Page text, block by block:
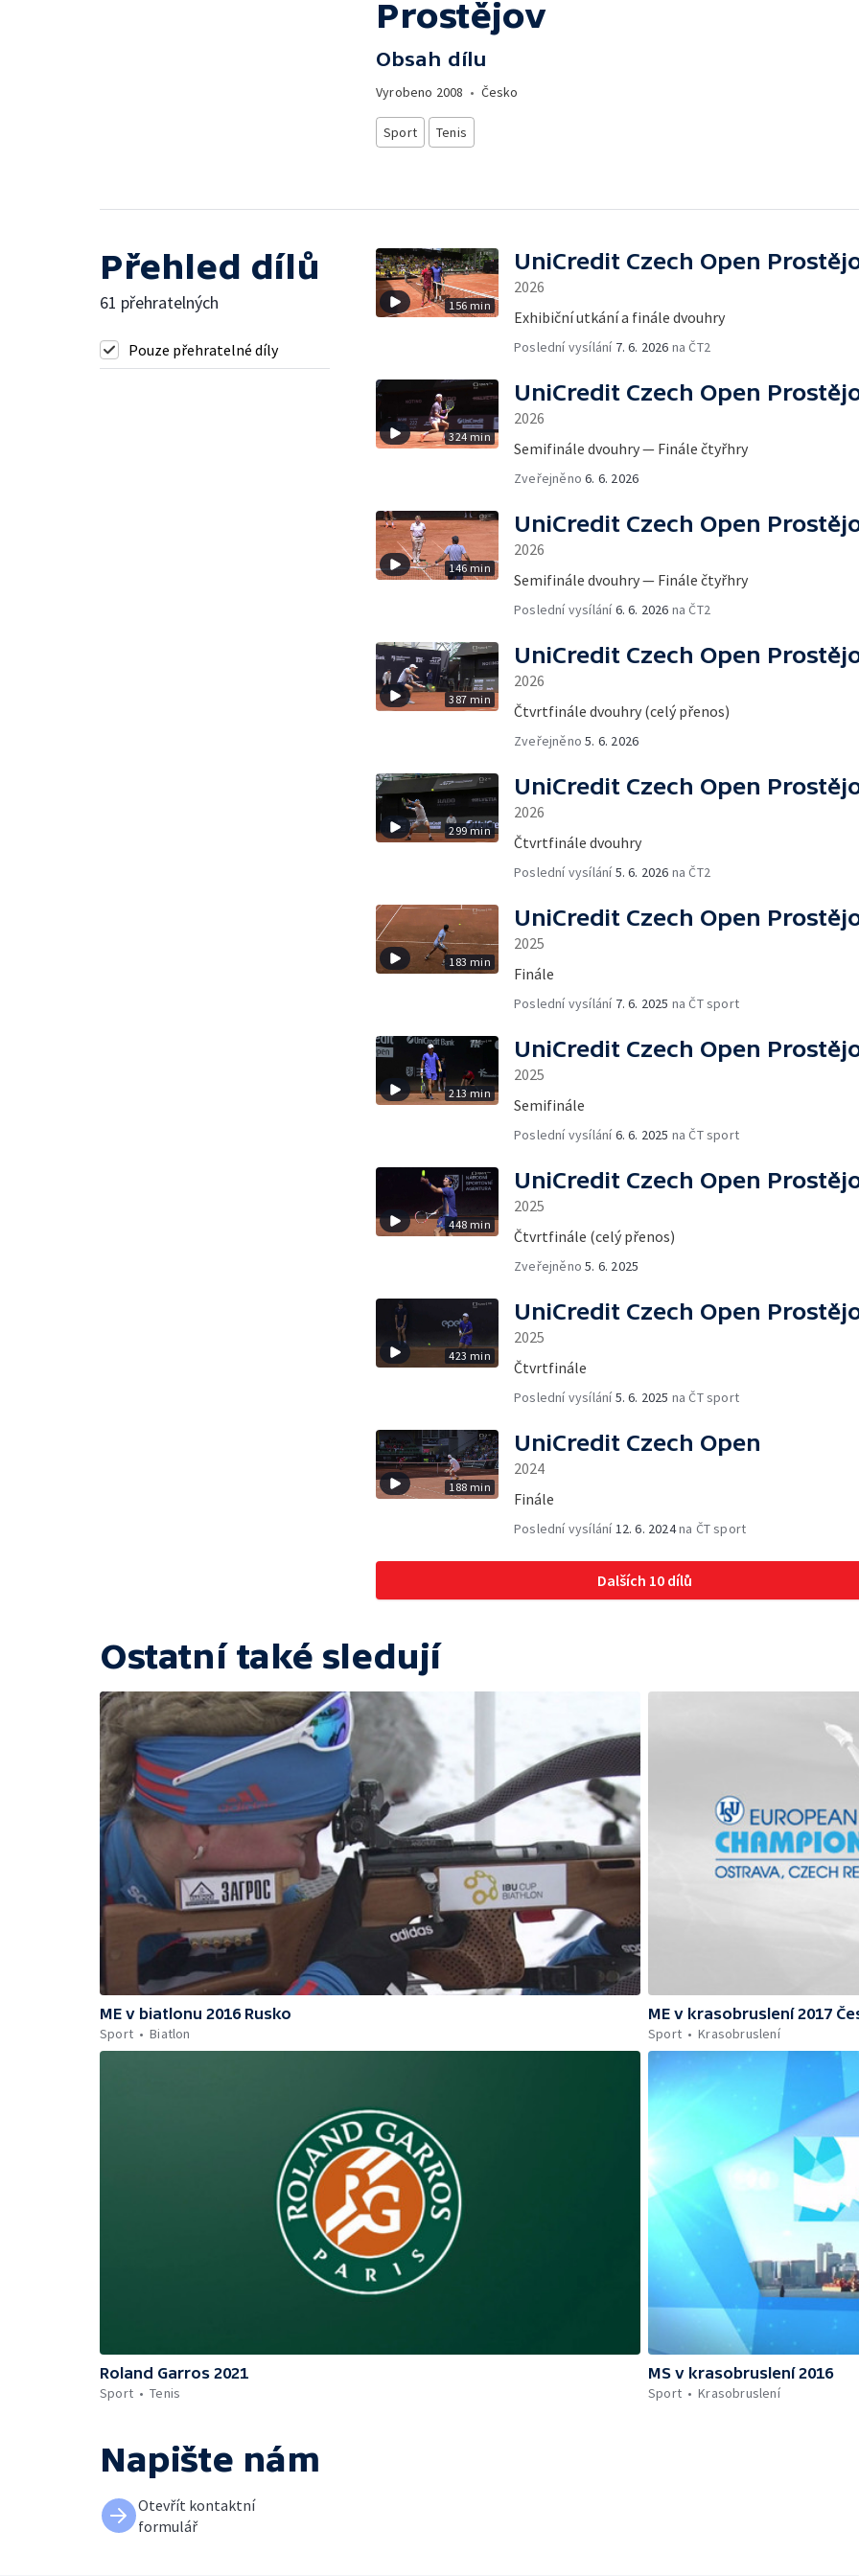
Prostějov
Obsah dílu
Vyrobeno 2008 • Česko
Sport Tenis
Přehled dílů
61 přehratelných
Pouze přehratelné díly
156 min
UniCredit Czech Open
2026
Exhibiční utkání a finále dvouhry
Poslední vysílání 7. 6. 2026 na ČT2
324 min
UniCredit Czech Open
2026
Semifinále dvouhry — Finále čtyřhry
Zveřejněno6. 6. 2026
146 min
UniCredit Czech Open
2026
Semifinále dvouhry — Finále čtyřhry
Poslední vysílání6. 6. 2026 na ČT2
387 min
UniCredit Czech Open
2026
Čtvrtfinále dvouhry (celý přenos)
Zveřejněno5. 6. 2026
299 min
UniCredit Czech Open
2026
Čtvrtfinále dvouhry
Poslední vysílání5. 6. 2026 na ČT2
183 min
UniCredit Czech Open
2025
Finále
Poslední vysílání 7. 6. 2025 na ČT sport
213 min
UniCredit Czech Open
2025
Semifinále
Poslední vysílání6. 6. 2025 na ČT sport
448 min
UniCredit Czech Open
2025
Čtvrtfinále (celý přenos)
Zveřejněno5. 6. 2025
423 min
UniCredit Czech Open
2025
Čtvrtfinále
Poslední vysílání5. 6. 2025 na ČT sport
188 min
UniCredit Czech Open
2024
Finále
Poslední vysílání 12. 6. 2024na ČT sport
Dalších 10 dílů
Ostatní také sledují
ME v biatlonu 2016 Rusko
Sport
Biatlon
ME v krasobruslení 2017
Sport
Krasobruslení
Roland Garros 2021
Sport
Tenis
MS v krasobruslení 2016
Sport
Krasobruslení
Napište nám
Otevřít kontaktní
formulář